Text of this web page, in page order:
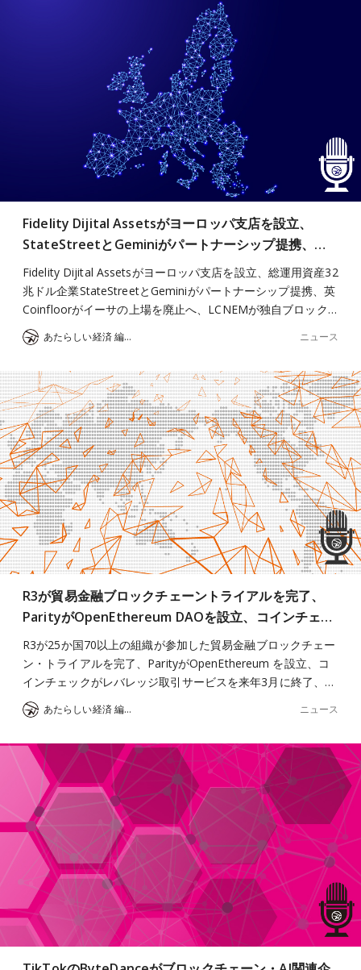
Fidelity Dijital Assetsがヨーロッパ支店を設立、
StateStreetとGeminiがパートナーシップ提携、…
Fidelity Dijital Assetsがヨーロッパ支店を設立、総運用資産32
兆ドル企業StateStreetとGeminiがパートナーシップ提携、英
Coinfloorがイーサの上場を廃止へ、LCNEMが独自ブロック…
あたらしい経済 編集部 ニュース
R3が貿易金融ブロックチェーントライアルを完了、
ParityがOpenEthereum DAOを設立、コインチェ…
R3が25か国70以上の組織が参加した貿易金融ブロックチェー
ン・トライアルを完了、ParityがOpenEthereum を設立、コ
インチェックがレバレッジ取引サービスを来年3月に終了、…
あたらしい経済 編集部 ニュース